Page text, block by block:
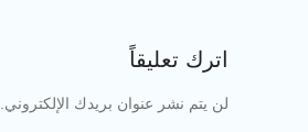
اترك تعليقاً
لن يتم نشر عنوان بريدك الإلكتروني.